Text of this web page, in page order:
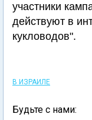
участники
действуют в
кукловодов".
В ИЗРАИЛЕ
Будьте с нами: